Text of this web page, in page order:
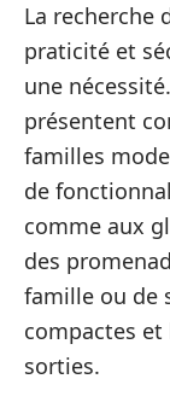
La recherche
praticité et
une
présentent
familles
de
comme aux
des
famille ou de
compactes
sorties.